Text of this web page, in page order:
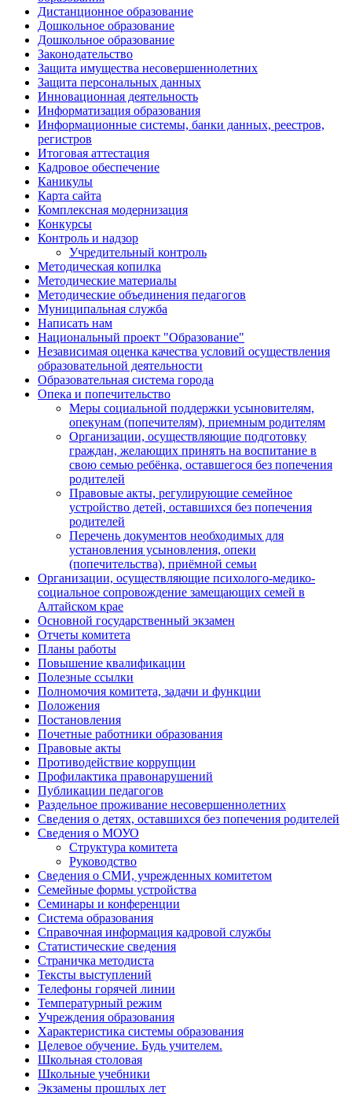
Дистанционное образование
Дошкольное образование
Дошкольное образование
Законодательство
Защита имущества несовершеннолетних
Защита персональных данных
Инновационная деятельность
Информатизация образования
Информационные системы, банки данных, реестров,
регистров
Итоговая аттестация
Кадровое обеспечение
Каникулы
Карта сайта
Комплексная модернизация
Конкурсы
Контроль и надзор
Учредительный контроль
Методическая копилка
Методические материалы
Методические объединения педагогов
Муниципальная служба
Написать нам
Национальный проект "Образование"
Независимая оценка качества условий осуществления
образовательной деятельности
Образовательная система города
Опека и попечительство
Меры социальной поддержки усыновителям,
опекунам (попечителям), приемным родителям
Организации, осуществляющие подготовку
граждан, желающих принять на воспитание в
свою семью ребёнка, оставшегося без попечения
родителей
Правовые акты, регулирующие семейное
устройство детей, оставшихся без попечения
родителей
Перечень документов необходимых для
установления усыновления, опеки
(попечительства), приёмной семьи
Организации, осуществляющие психолого-медико-
социальное сопровождение замещающих семей в
Алтайском крае
Основной государственный экзамен
Отчеты комитета
Планы работы
Повышение квалификации
Полезные ссылки
Полномочия комитета, задачи и функции
Положения
Постановления
Почетные работники образования
Правовые акты
Противодействие коррупции
Профилактика правонарушений
Публикации педагогов
Раздельное проживание несовершеннолетних
Сведения о детях, оставшихся без попечения родителей
Сведения о МОУО
Структура комитета
Руководство
Сведения о СМИ, учрежденных комитетом
Семейные формы устройства
Семинары и конференции
Система образования
Справочная информация кадровой службы
Статистические сведения
Страничка методиста
Тексты выступлений
Телефоны горячей линии
Температурный режим
Учреждения образования
Характеристика системы образования
Целевое обучение. Будь учителем.
Школьная столовая
Школьные учебники
Экзамены прошлых лет